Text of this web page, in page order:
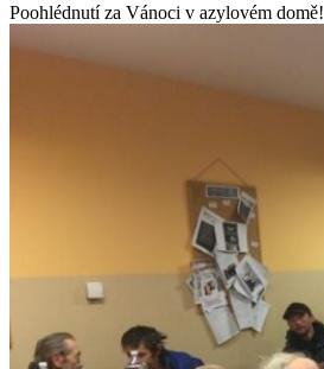
Poohlédnutí za Vánoci v azylovém domě!